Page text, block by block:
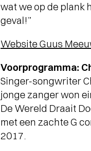
wat we op de plank
geval!”
Website Guus
Voorprogramma:
Singer-songwriter
jonge zanger won
De Wereld Draait
met een zachte G
2017.